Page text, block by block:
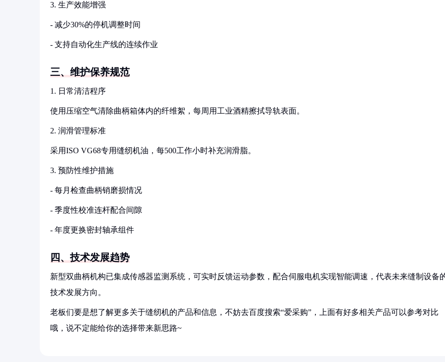
3. 生产效能增强
- 减少30%的停机调整时间
- 支持自动化生产线的连续作业
三、维护保养规范
1. 日常清洁程序
使用压缩空气清除曲柄箱体内的纤维絮，每周用工业酒精擦拭导轨表面。
2. 润滑管理标准
采用ISO VG68专用缝纫机油，每500工作小时补充润滑脂。
3. 预防性维护措施
- 每月检查曲柄销磨损情况
- 季度性校准连杆配合间隙
- 年度更换密封轴承组件
四、技术发展趋势
新型双曲柄机构已集成传感器监测系统，可实时反馈运动参数，配合伺服电机实现智能调速，代表未来缝制设备
技术发展方向。
老板们要是想了解更多关于缝纫机的产品和信息，不妨去百度搜索“爱采购”，上面有好多相关产品可以参考对比
哦，说不定能给你的选择带来新思路~